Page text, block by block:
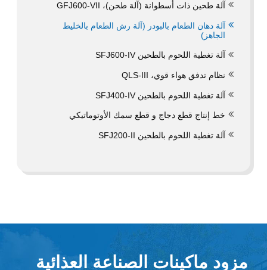
آلة طحين ذات أسطوانة (آلة طحن)، GFJ600-VII
آلة دهان الطعام بالبودر (آلة رش الطعام بالخليط
الجاهز)
آلة تغطية اللحوم بالطحين SFJ600-IV
نظام تدفق هواء قوي، QLS-III
آلة تغطية اللحوم بالطحين SFJ400-IV
خط إنتاج قطع دجاج و قطع سمك الأوتوماتيكي
آلة تغطية اللحوم بالطحين SFJ200-II
مزود ماكينات الصناعة العذائية